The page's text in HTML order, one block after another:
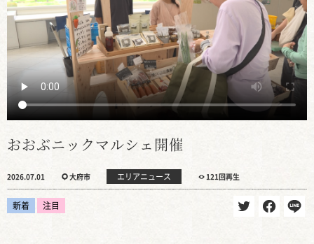
おおぶニックマルシェ開催
2026.07.01 大府市 エリアニュース 121回再生
新着 注目